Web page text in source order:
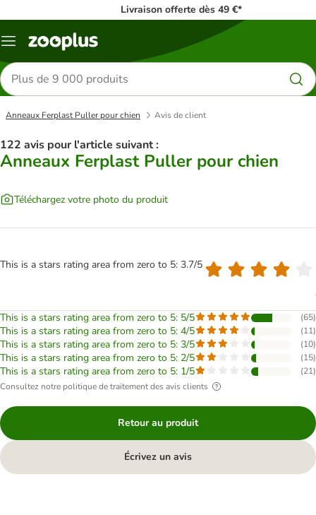
Livraison offerte dès 49 €*
Menu
Rechercher
des
produits
Anneaux Ferplast Puller pour chien Avis de client
122 avis pour l'article suivant :
Anneaux Ferplast Puller pour chien
Téléchargez votre photo du produit
This is a stars rating area from zero to 5: 3.7/5
This is a stars rating area from zero to 5: 5/5 (65)
This is a stars rating area from zero to 5: 4/5 (11)
This is a stars rating area from zero to 5: 3/5 (10)
This is a stars rating area from zero to 5: 2/5 (15)
This is a stars rating area from zero to 5: 1/5 (21)
Consultez notre politique de traitement des avis clients
Retour au produit
Écrivez un avis